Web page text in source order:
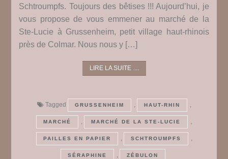
Schtroumpfs. Toujours des bêtises !!! Aujourd’hui, je
vous propose de vous emmener au marché de la
Ste-Lucie à Grussenheim, petit village haut-rhinois
près de Colmar. Nous nous y […]
LIRE LA SUITE ....
Tagged GRUSSENHEIM , HAUT-RHIN ,
MARCHÉ , MARCHÉ DE LA STE-LUCIE ,
PAILLES EN PAPIER , SCHTROUMPFS ,
SÉRAPHINE , ZÉBULON